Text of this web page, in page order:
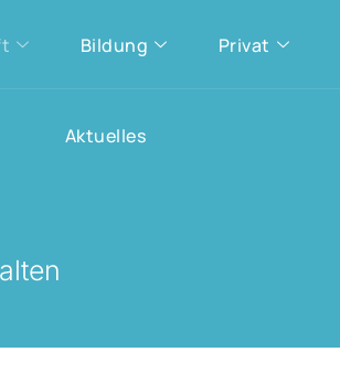
Bildung Privat
Aktuelles